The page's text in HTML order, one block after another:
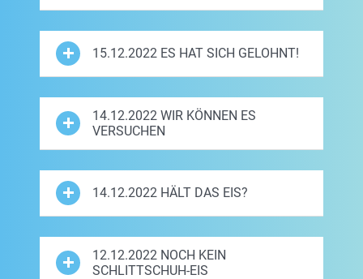
15.12.2022 ES HAT SICH GELOHNT!
14.12.2022 WIR KÖNNEN ES
VERSUCHEN
14.12.2022 HÄLT DAS EIS?
12.12.2022 NOCH KEIN
SCHLITTSCHUH-EIS